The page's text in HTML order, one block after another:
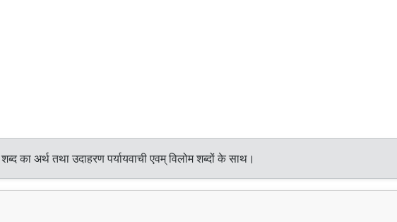
शब्द का अर्थ तथा उदाहरण पर्यायवाची एवम् विलोम शब्दों के साथ।